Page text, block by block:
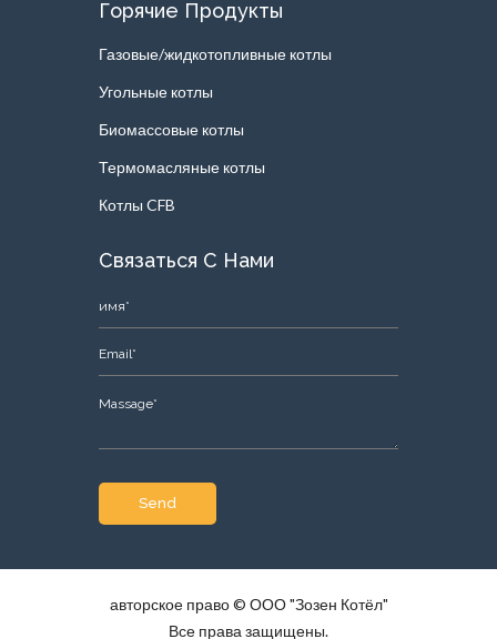
Горячие Продукты
Газовые/жидкотопливные котлы
Угольные котлы
Биомассовые котлы
Термомасляные котлы
Котлы CFB
Связаться С Нами
Send
авторское право © ООО "Зозен Котёл"
Все права защищены.